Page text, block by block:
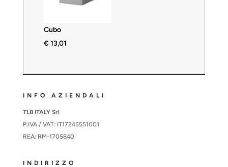
Cubo
€ 13,01
INFO AZIENDALI
TLB ITALY Srl
P.IVA / VAT: IT17245551001
REA: RM-1705840
INDIRIZZO